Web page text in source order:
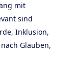
mit
sind
Inklusion,
Glauben,